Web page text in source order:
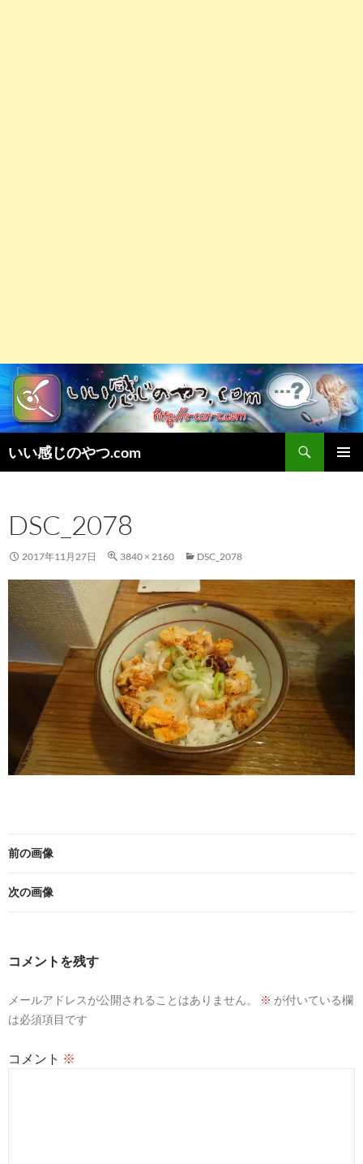
いい感じのやつ.com
索
ン
ツ
へ
キ
ッ
プ
DSC_2078
2017年11月27日 3840 × 2160 DSC_2078
前の画像
次の画像
コメントを残す
メールアドレスが公開されることはありません。 ※ が付いている欄
は必須項目です
コメント ※